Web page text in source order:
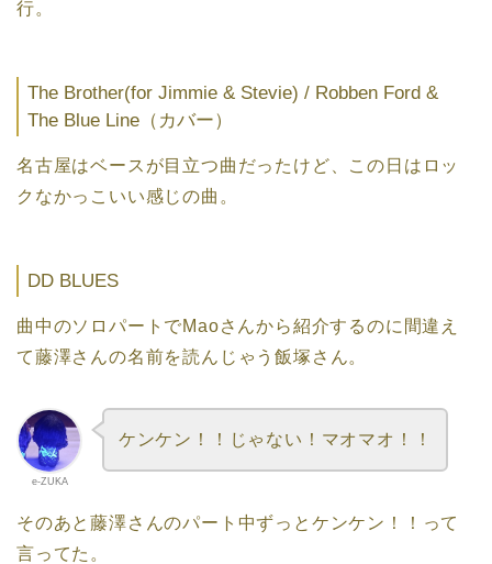
行。
The Brother(for Jimmie & Stevie) / Robben Ford &
The Blue Line（カバー）
名古屋はベースが目立つ曲だったけど、この日はロッ
クなかっこいい感じの曲。
DD BLUES
曲中のソロパートでMaoさんから紹介するのに間違え
て藤澤さんの名前を読んじゃう飯塚さん。
e-ZUKA
ケンケン！！じゃない！マオマオ！！
そのあと藤澤さんのパート中ずっとケンケン！！って
言ってた。